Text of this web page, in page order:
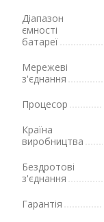
Діапазон
ємності
батареї
Мережеві
з'єднання
Процесор
Країна
виробництва
Бездротові
з'єднання
Гарантія